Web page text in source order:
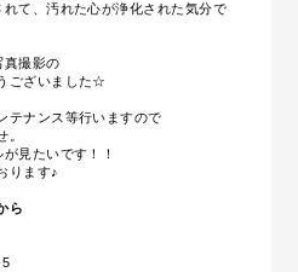
て、汚れた心が浄化された気分で
真撮影の
ございました☆
テナンス等行いますので
。
見たいです！！
ります♪
ら